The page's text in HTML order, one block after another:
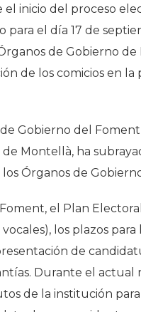
inicio del proceso
para el día 17 de
de Gobierno
de los comicios en
Gobierno del
Montellà, ha
Órganos de Gobierno
el Plan
los plazos
de
Durante el
de la institución